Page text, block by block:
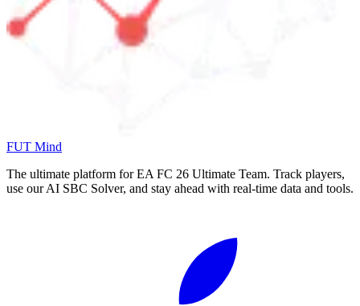
FUT Mind
The ultimate platform for EA FC 26 Ultimate Team. Track players,
use our AI SBC Solver, and stay ahead with real-time data and tools.